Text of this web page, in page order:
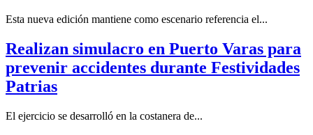
Esta nueva edición mantiene como escenario referencia el...
Realizan simulacro en Puerto Varas para
prevenir accidentes durante Festividades
Patrias
El ejercicio se desarrolló en la costanera de...